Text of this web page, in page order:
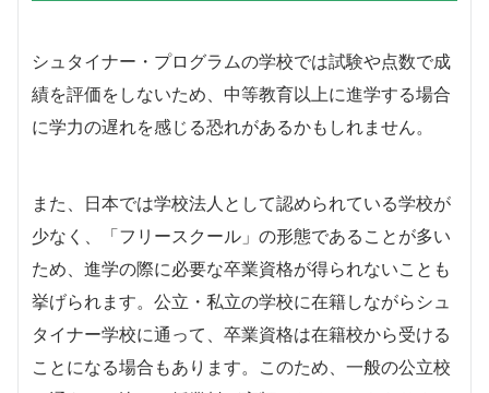
シュタイナー・プログラムの学校では試験や点数で成
績を評価をしないため、中等教育以上に進学する場合
に学力の遅れを感じる恐れがあるかもしれません。
また、日本では学校法人として認められている学校が
少なく、「フリースクール」の形態であることが多い
ため、進学の際に必要な卒業資格が得られないことも
挙げられます。公立・私立の学校に在籍しながらシュ
タイナー学校に通って、卒業資格は在籍校から受ける
ことになる場合もあります。このため、一般の公立校